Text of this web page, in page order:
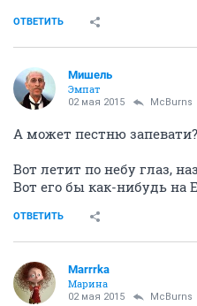
ОТВЕТИТЬ
Мишель
Эмпат
02 мая 2015 McBurns
А может пестню запевати?
Вот летит по небу глаз,
Вот его бы как-нибудь на
ОТВЕТИТЬ
Marrrka
Марина
02 мая 2015 McBurns